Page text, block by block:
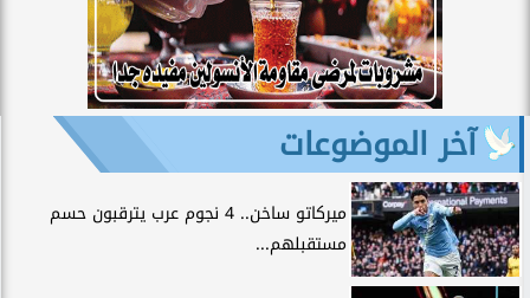
آخر الموضوعات
ميركاتو ساخن.. 4 نجوم عرب يترقبون حسم
مستقبلهم...